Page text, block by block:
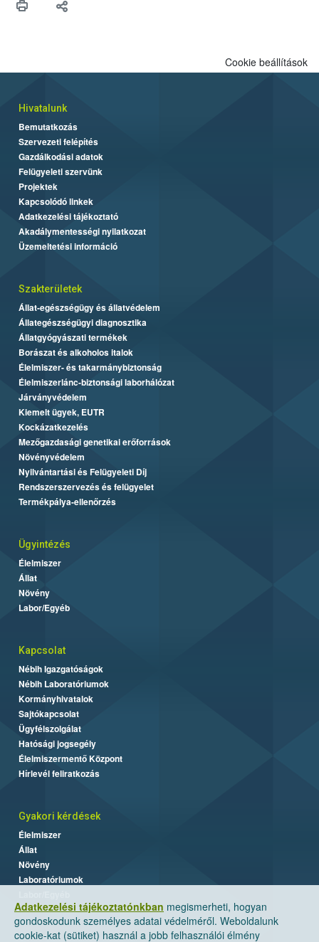
Adatkezelési tájékoztatónkban megismerheti, hogyan
gondoskodunk személyes adatai védelméről. Weboldalunk
cookie-kat (sütiket) használ a jobb felhasználói élmény
Cookie beállítások
Hivatalunk
Bemutatkozás
Szervezeti felépítés
Gazdálkodási adatok
Felügyeleti szervünk
Projektek
Kapcsolódó linkek
Adatkezelési tájékoztató
Akadálymentességi nyilatkozat
Üzemeltetési információ
Szakterületek
Állat-egészségügy és állatvédelem
Állategészségügyi diagnosztika
Állatgyógyászati termékek
Borászat és alkoholos italok
Élelmiszer- és takarmánybiztonság
Élelmiszerlánc-biztonsági laborhálózat
Járványvédelem
Kiemelt ügyek, EUTR
Kockázatkezelés
Mezőgazdasági genetikai erőforrások
Növényvédelem
Nyilvántartási és Felügyeleti Díj
Rendszerszervezés és felügyelet
Termékpálya-ellenőrzés
Ügyintézés
Élelmiszer
Állat
Növény
Labor/Egyéb
Kapcsolat
Nébih Igazgatóságok
Nébih Laboratóriumok
Kormányhivatalok
Sajtókapcsolat
Ügyfélszolgálat
Hatósági jogsegély
Élelmiszermentő Központ
Hírlevél feliratkozás
Gyakori kérdések
Élelmiszer
Állat
Növény
Laboratóriumok